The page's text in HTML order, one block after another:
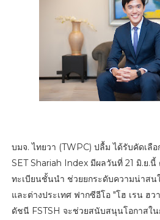
บมจ. ไทยวา (TWPC) ปลื้ม ได้รับคัดเลื
SET Shariah Index มีผลวันที่ 21 มิ.ย.นี้
ทะเบียนชั้นนำ ช่วยยกระดับความน่าสน
และต่างประเทศ ฟากซีอีโอ "โฮ เรน ฮว
ดัชนี FSTSH จะช่วยสนับสนุนโอกาสใ